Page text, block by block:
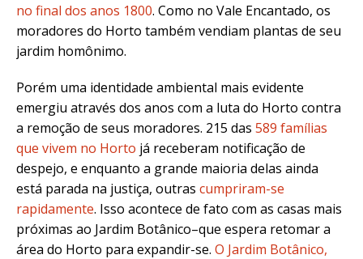
no final dos anos 1800. Como no Vale Encantado, os
moradores do Horto também vendiam plantas de seu
jardim homônimo.
Porém uma identidade ambiental mais evidente
emergiu através dos anos com a luta do Horto contra
a remoção de seus moradores. 215 das 589 famílias
que vivem no Horto já receberam notificação de
despejo, e enquanto a grande maioria delas ainda
está parada na justiça, outras cumpriram-se
rapidamente. Isso acontece de fato com as casas mais
próximas ao Jardim Botânico–que espera retomar a
área do Horto para expandir-se. O Jardim Botânico,